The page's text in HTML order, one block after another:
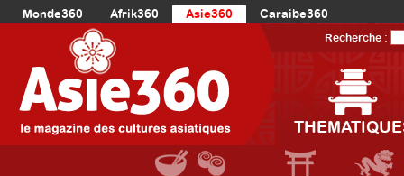
Monde360 Afrik360 Asie360
Caraibe360
Europe360
AmériqueDuNord360
Océanie360
Recherche :